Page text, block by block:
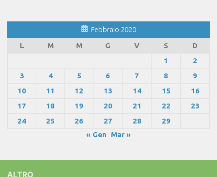
Febbraio 2020
L
M M G V S
D
1
2
3
4 5 6 7 8
9
10
11 12 13 14 15
16
17
18 19 20 21 22
23
24
25 26 27 28
29
« Gen
Mar »
ALTRO